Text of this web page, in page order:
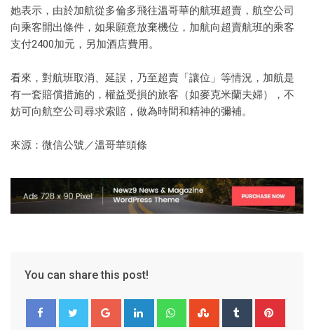
她表示，由於加航從多倫多飛往溫哥華的航班超賣，航空公司
向乘客開出條件，如果願意放棄機位，加航向超賣航班的乘客
支付2400加元，另加酒店費用。
看來，對航班取消、延誤，乃至超賣「讓位」等情況，加航是
有一套賠償措施的，權益受損的旅客（如麥克米蘭夫婦），不
妨可向航空公司尋求索賠，做為時間和精神的彌補。
來源：微信公號／溫哥華頭條
You can share this post!